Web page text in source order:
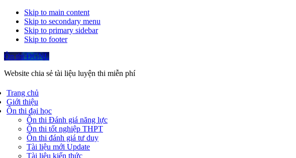
Skip to main content
Skip to secondary menu
Skip to primary sidebar
Skip to footer
Ôn thi ĐGNL
Website chia sẻ tài liệu luyện thi miễn phí
Trang chủ
Giới thiệu
Ôn thi đại học
Ôn thi Đánh giá năng lực
Ôn thi tốt nghiệp THPT
Ôn thi đánh giá tư duy
Tài liệu mới Update
Tài liệu kiến thức